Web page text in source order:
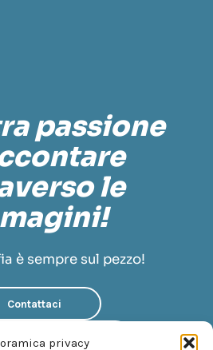
privacy
passione
le
è sempre sul pezzo!
Contattaci
di più su di noi